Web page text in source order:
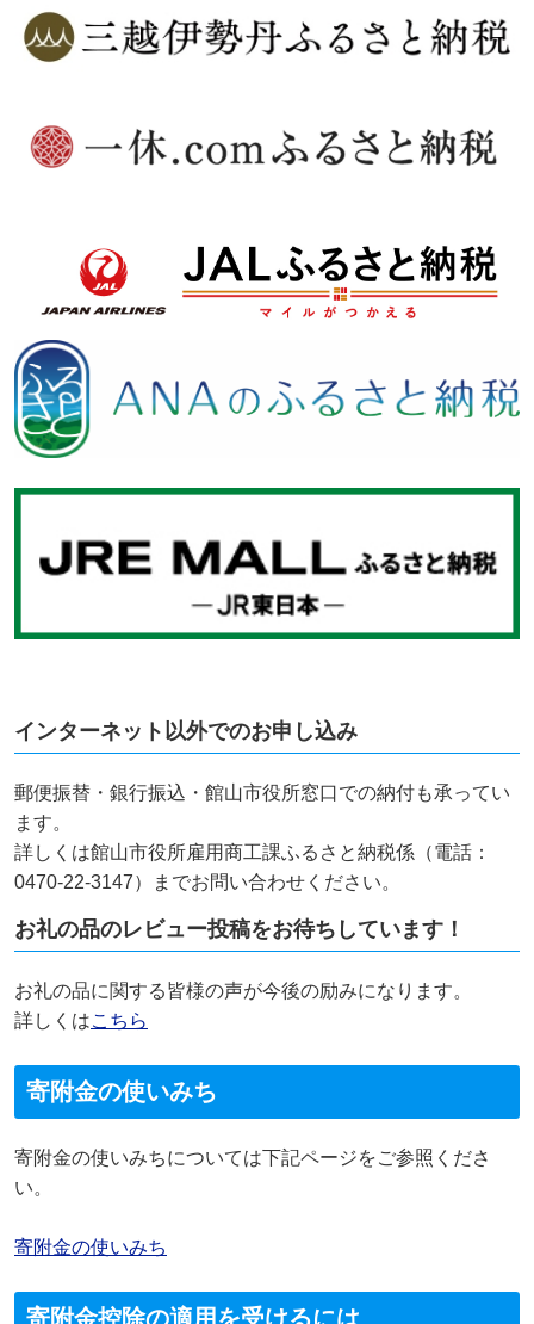
インターネット以外でのお申し込み
郵便振替・銀行振込・館山市役所窓口での納付も承ってい
ます。
詳しくは館山市役所雇用商工課ふるさと納税係（電話：
0470-22-3147）までお問い合わせください。
お礼の品のレビュー投稿をお待ちしています！
お礼の品に関する皆様の声が今後の励みになります。
詳しくはこちら
寄附金の使いみち
寄附金の使いみちについては下記ページをご参照くださ
い。
寄附金の使いみち
寄附金控除の適用を受けるには